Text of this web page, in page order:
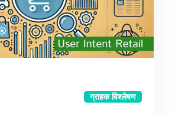
ग्राहक विश्लेषण